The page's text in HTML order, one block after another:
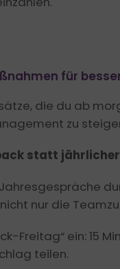
für
die du ab
zu
statt
nur die
Freitag“ ein: 15
teilen.